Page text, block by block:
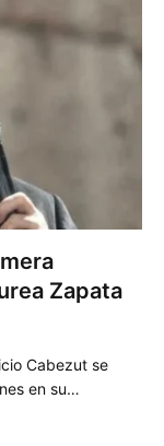
Zapata
Cabezut se
en su…